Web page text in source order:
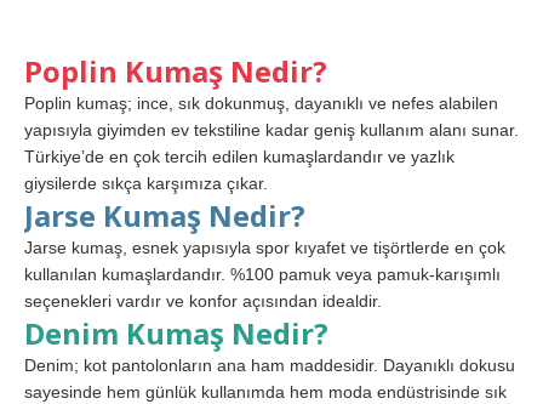
Poplin Kumaş Nedir?
Poplin kumaş; ince, sık dokunmuş, dayanıklı ve nefes alabilen
yapısıyla giyimden ev tekstiline kadar geniş kullanım alanı sunar.
Türkiye’de en çok tercih edilen kumaşlardandır ve yazlık
giysilerde sıkça karşımıza çıkar.
Jarse Kumaş Nedir?
Jarse kumaş, esnek yapısıyla spor kıyafet ve tişörtlerde en çok
kullanılan kumaşlardandır. %100 pamuk veya pamuk-karışımlı
seçenekleri vardır ve konfor açısından idealdir.
Denim Kumaş Nedir?
Denim; kot pantolonların ana ham maddesidir. Dayanıklı dokusu
sayesinde hem günlük kullanımda hem moda endüstrisinde sık